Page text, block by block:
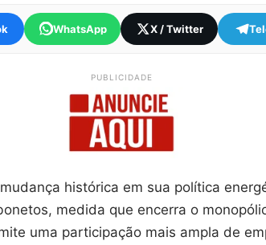
WhatsApp X / Twitter
PUBLICIDADE
histórica em sua política
medida que encerra o
uma participação mais ampla de